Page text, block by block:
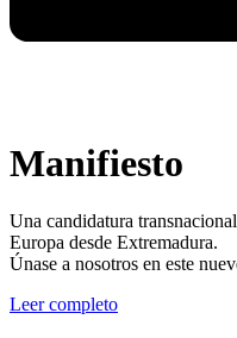
Manifiesto
Una candidatura
Europa desde Extremadura.
Únase a nosotros en este
Leer completo